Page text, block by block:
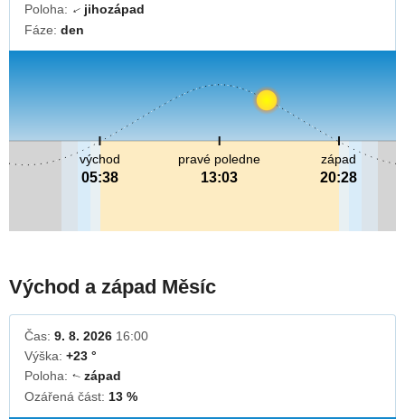
Poloha: ↓jihozápad
Fáze: den
pravé poledne
13:03
východ
05:38
západ
20:28
Východ a západ Měsíc
Čas: 9. 8. 2026 16:00
Výška: +23 °
Poloha: ↓západ
Ozářená část: 13 %